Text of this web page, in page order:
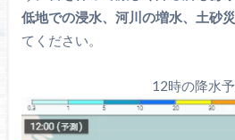
低地での浸水、河川の増水、土砂
てください。
12時の降水